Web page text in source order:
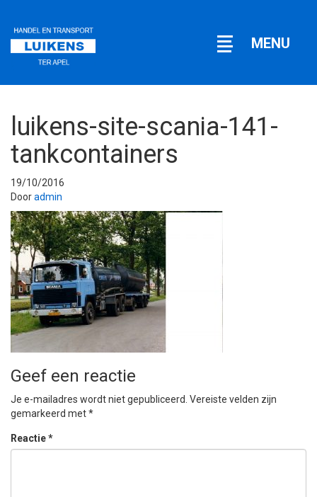
Open
MENU
luikens-site-scania-141-
tankcontainers
19/10/2016
Dooradmin
Geef een reactie
Je e-mailadres wordt niet gepubliceerd. Vereiste velden zijn
gemarkeerd met*
Reactie*